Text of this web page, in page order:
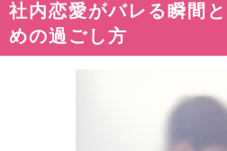
社内恋愛がバレる瞬間
めの過ごし方